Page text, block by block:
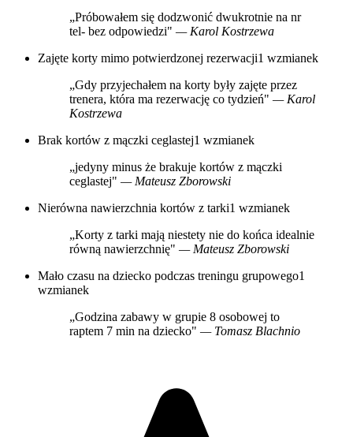
„Próbowałem się dodzwonić dwukrotnie na nr
tel- bez odpowiedzi" — Karol Kostrzewa
Zajęte korty mimo potwierdzonej rezerwacji1 wzmianek
„Gdy przyjechałem na korty były zajęte przez
trenera, która ma rezerwację co tydzień" — Karol
Kostrzewa
Brak kortów z mączki ceglastej1 wzmianek
„jedyny minus że brakuje kortów z mączki
ceglastej" — Mateusz Zborowski
Nierówna nawierzchnia kortów z tarki1 wzmianek
„Korty z tarki mają niestety nie do końca idealnie
równą nawierzchnię" — Mateusz Zborowski
Mało czasu na dziecko podczas treningu grupowego1
wzmianek
„Godzina zabawy w grupie 8 osobowej to
raptem 7 min na dziecko" — Tomasz Blachnio